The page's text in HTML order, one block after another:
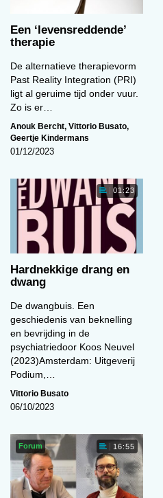
Een ‘levens­reddende’
therapie
De alternatieve therapievorm
Past Reality Integration (PRI)
ligt al geruime tijd onder vuur.
Zo is er…
Anouk Bercht, Vittorio Busato,
Geertje Kindermans
01/12/2023
01:23
Hardnekkige drang en
dwang
De dwangbuis. Een
geschiedenis van beknelling
en bevrijding in de
psychiatriedoor Koos Neuvel
(2023)Amsterdam: Uitgeverij
Podium,…
Vittorio Busato
06/10/2023
Forum 16:55